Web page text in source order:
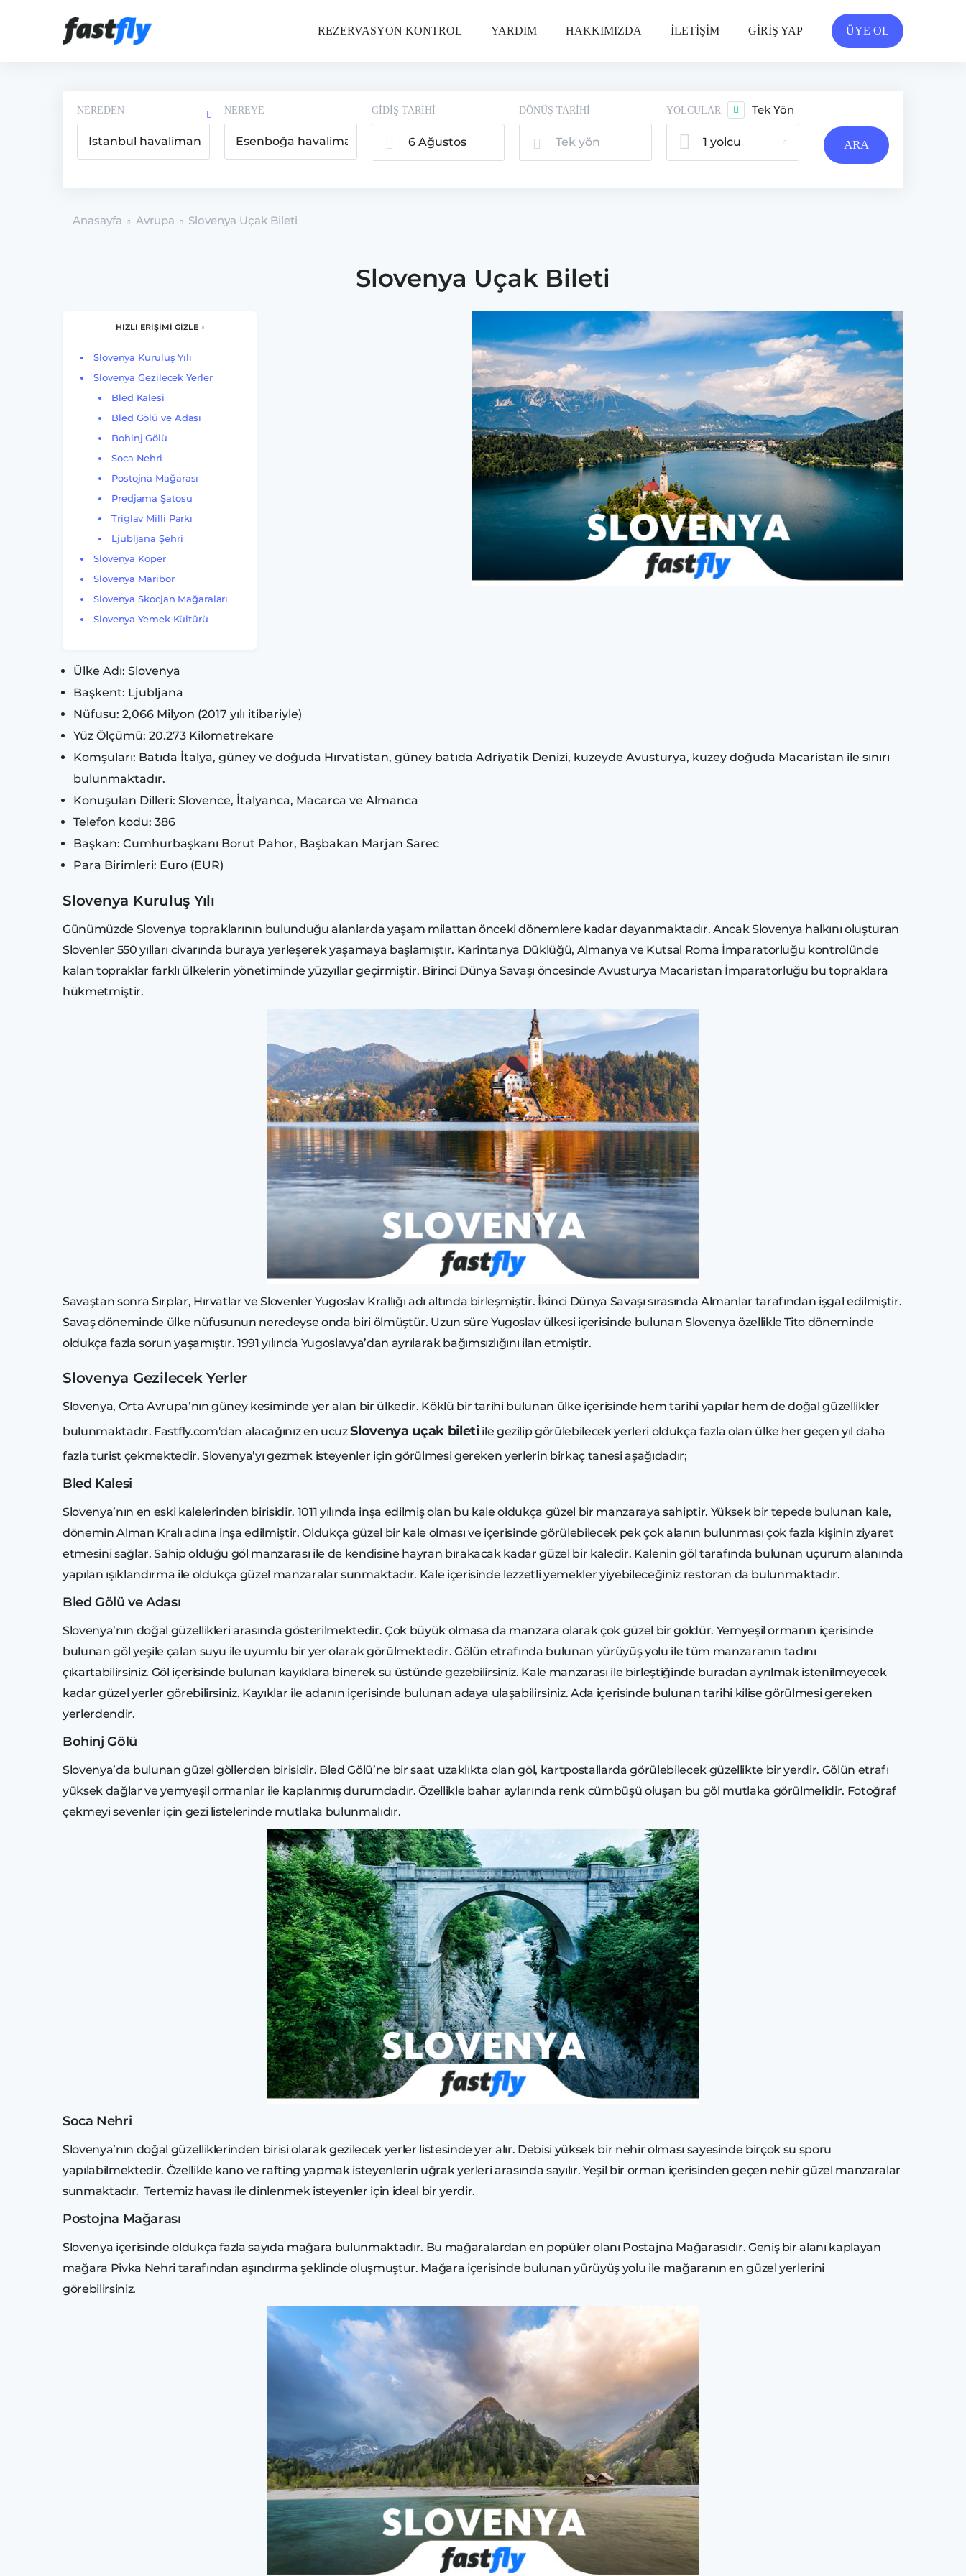
REZERVASYON KONTROL YARDIM HAKKIMIZDA İLETİŞİM GİRİŞ YAP ÜYE OL
NEREDEN NEREYE GİDİŞ TARİHİ
6 Ağustos
DÖNÜŞ TARİHİ
Tek yön
YOLCULAR
1 yolcu
Tek Yön
ARA
Anasayfa Avrupa Slovenya Uçak Bileti
Slovenya Uçak Bileti
HIZLI ERİŞİMİ GİZLE
Slovenya Kuruluş Yılı
Slovenya Gezilecek Yerler
Bled Kalesi
Bled Gölü ve Adası
Bohinj Gölü
Soca Nehri
Postojna Mağarası
Predjama Şatosu
Triglav Milli Parkı
Ljubljana Şehri
Slovenya Koper
Slovenya Maribor
Slovenya Skocjan Mağaraları
Slovenya Yemek Kültürü
Ülke Adı: Slovenya
Başkent: Ljubljana
Nüfusu: 2,066 Milyon (2017 yılı itibariyle)
Yüz Ölçümü: 20.273 Kilometrekare
Komşuları: Batıda İtalya, güney ve doğuda Hırvatistan, güney batıda Adriyatik Denizi, kuzeyde Avusturya, kuzey doğuda Macaristan ile sınırı
bulunmaktadır.
Konuşulan Dilleri: Slovence, İtalyanca, Macarca ve Almanca
Telefon kodu: 386
Başkan: Cumhurbaşkanı Borut Pahor, Başbakan Marjan Sarec
Para Birimleri: Euro (EUR)
Slovenya Kuruluş Yılı
Günümüzde Slovenya topraklarının bulunduğu alanlarda yaşam milattan önceki dönemlere kadar dayanmaktadır. Ancak Slovenya halkını oluşturan
Slovenler 550 yılları civarında buraya yerleşerek yaşamaya başlamıştır. Karintanya Düklüğü, Almanya ve Kutsal Roma İmparatorluğu kontrolünde
kalan topraklar farklı ülkelerin yönetiminde yüzyıllar geçirmiştir. Birinci Dünya Savaşı öncesinde Avusturya Macaristan İmparatorluğu bu topraklara
hükmetmiştir.
Savaştan sonra Sırplar, Hırvatlar ve Slovenler Yugoslav Krallığı adı altında birleşmiştir. İkinci Dünya Savaşı sırasında Almanlar tarafından işgal edilmiştir.
Savaş döneminde ülke nüfusunun neredeyse onda biri ölmüştür. Uzun süre Yugoslav ülkesi içerisinde bulunan Slovenya özellikle Tito döneminde
oldukça fazla sorun yaşamıştır. 1991 yılında Yugoslavya’dan ayrılarak bağımsızlığını ilan etmiştir.
Slovenya Gezilecek Yerler
Slovenya, Orta Avrupa’nın güney kesiminde yer alan bir ülkedir. Köklü bir tarihi bulunan ülke içerisinde hem tarihi yapılar hem de doğal güzellikler
bulunmaktadır. Fastfly.com'dan alacağınız en ucuzSlovenya uçak biletiile gezilip görülebilecek yerleri oldukça fazla olan ülke her geçen yıl daha
fazla turist çekmektedir. Slovenya’yı gezmek isteyenler için görülmesi gereken yerlerin birkaç tanesi aşağıdadır;
Bled Kalesi
Slovenya’nın en eski kalelerinden birisidir. 1011 yılında inşa edilmiş olan bu kale oldukça güzel bir manzaraya sahiptir. Yüksek bir tepede bulunan kale,
dönemin Alman Kralı adına inşa edilmiştir. Oldukça güzel bir kale olması ve içerisinde görülebilecek pek çok alanın bulunması çok fazla kişinin ziyaret
etmesini sağlar. Sahip olduğu göl manzarası ile de kendisine hayran bırakacak kadar güzel bir kaledir. Kalenin göl tarafında bulunan uçurum alanında
yapılan ışıklandırma ile oldukça güzel manzaralar sunmaktadır. Kale içerisinde lezzetli yemekler yiyebileceğiniz restoran da bulunmaktadır.
Bled Gölü ve Adası
Slovenya’nın doğal güzellikleri arasında gösterilmektedir. Çok büyük olmasa da manzara olarak çok güzel bir göldür. Yemyeşil ormanın içerisinde
bulunan göl yeşile çalan suyu ile uyumlu bir yer olarak görülmektedir. Gölün etrafında bulunan yürüyüş yolu ile tüm manzaranın tadını
çıkartabilirsiniz. Göl içerisinde bulunan kayıklara binerek su üstünde gezebilirsiniz. Kale manzarası ile birleştiğinde buradan ayrılmak istenilmeyecek
kadar güzel yerler görebilirsiniz. Kayıklar ile adanın içerisinde bulunan adaya ulaşabilirsiniz. Ada içerisinde bulunan tarihi kilise görülmesi gereken
yerlerdendir.
Bohinj Gölü
Slovenya’da bulunan güzel göllerden birisidir. Bled Gölü’ne bir saat uzaklıkta olan göl, kartpostallarda görülebilecek güzellikte bir yerdir. Gölün etrafı
yüksek dağlar ve yemyeşil ormanlar ile kaplanmış durumdadır. Özellikle bahar aylarında renk cümbüşü oluşan bu göl mutlaka görülmelidir. Fotoğraf
çekmeyi sevenler için gezi listelerinde mutlaka bulunmalıdır.
Soca Nehri
Slovenya’nın doğal güzelliklerinden birisi olarak gezilecek yerler listesinde yer alır. Debisi yüksek bir nehir olması sayesinde birçok su sporu
yapılabilmektedir. Özellikle kano ve rafting yapmak isteyenlerin uğrak yerleri arasında sayılır. Yeşil bir orman içerisinden geçen nehir güzel manzaralar
sunmaktadır. Tertemiz havası ile dinlenmek isteyenler için ideal bir yerdir.
Postojna Mağarası
Slovenya içerisinde oldukça fazla sayıda mağara bulunmaktadır. Bu mağaralardan en popüler olanı Postajna Mağarasıdır. Geniş bir alanı kaplayan
mağara Pivka Nehri tarafından aşındırma şeklinde oluşmuştur. Mağara içerisinde bulunan yürüyüş yolu ile mağaranın en güzel yerlerini
görebilirsiniz.